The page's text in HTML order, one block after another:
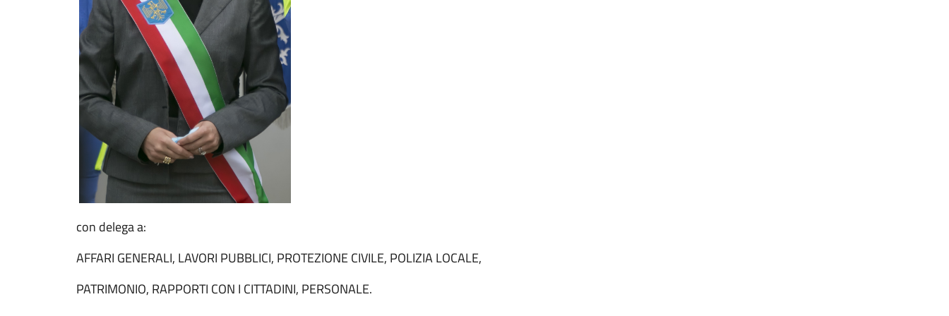
con delega a:
AFFARI GENERALI, LAVORI PUBBLICI, PROTEZIONE CIVILE, POLIZIA LOCALE,
PATRIMONIO, RAPPORTI CON I CITTADINI, PERSONALE.